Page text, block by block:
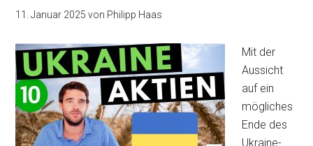
11. Januar 2025 von Philipp Haas
Mit der
Aussicht
auf ein
mögliches
Ende des
Ukraine-